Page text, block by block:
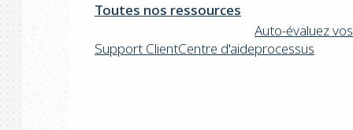
Toutes nos ressources
Support ClientCentre d'aide
Auto-évaluez vos
processus